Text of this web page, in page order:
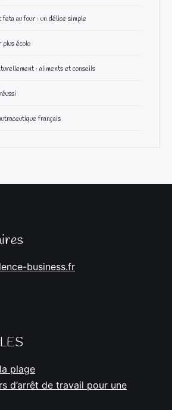
feta au four : un délice simple
plus écolo
: aliments et conseils
français
business.fr
plage
d’arrêt de travail pour une